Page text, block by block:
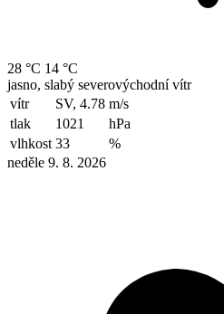
28 °C 14 °C
jasno, slabý severovýchodní vítr
vítr
SV, 4.78 m/s
tlak
1021
hPa
vlhkost 33
%
neděle 9. 8. 2026